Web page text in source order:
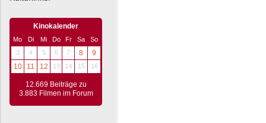
Kinokalender
Mo Di Mi Do Fr Sa
So
3
4 5 6 7 8
9
10
11 12 13 14 15 16
12.669 Beiträge zu
3.883 Filmen im Forum